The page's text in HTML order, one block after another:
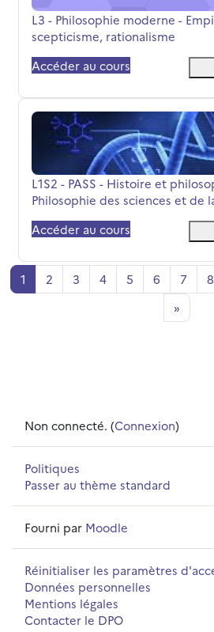
Nom du cours
L3 - Philosophie moderne -
scepticisme, rationalisme
Accéder au cours
L1S2 - PASS - Histoire et
Nom du cours
L1S2 - PASS - Histoire et
Philosophie des sciences et de
Accéder au cours
1 Page 1
2 Page 2
3 Page 3
4Page 4
5 Page 5
6 Page 6
7 Page 7
8
»Page
Non connecté. (Connexion)
Politiques
Passer au thème standard
Fourni par Moodle
Réinitialiser les paramètres
Données personnelles
Mentions légales
Contacter le DPO